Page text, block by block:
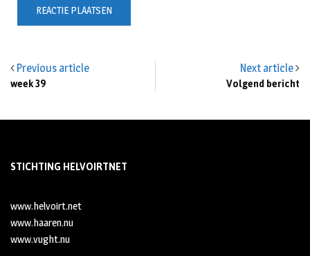
Previous article
week 39
Next article
Volgend bericht
STICHTING HELVOIRTNET
www.helvoirt.net
www.haaren.nu
www.vught.nu